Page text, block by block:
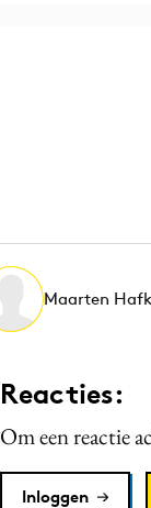
Maarten
Reacties:
Om een reactie
Inloggen